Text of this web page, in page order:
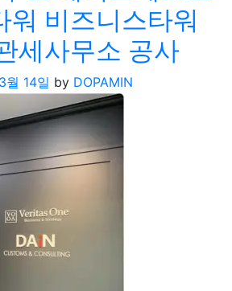
워 비즈니스타워
세사무소 공사
월 14일 by DOPAMIN